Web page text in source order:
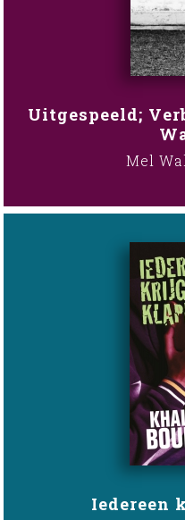
Uitgespeeld;
Mel
Iedereen